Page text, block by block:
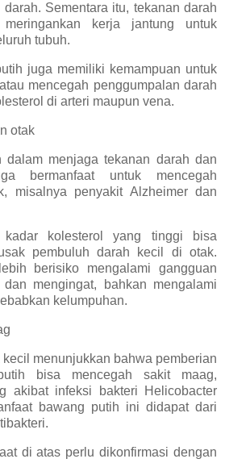
Sementara itu, tekanan darah
kerja jantung untuk
tubuh.
juga memiliki kemampuan untuk
mencegah penggumpalan darah
di arteri maupun vena.
otak
dalam menjaga tekanan darah dan
bermanfaat untuk mencegah
misalnya penyakit Alzheimer dan
kolesterol yang tinggi bisa
pembuluh darah kecil di otak.
berisiko mengalami gangguan
mengingat, bahkan mengalami
kelumpuhan.
menunjukkan bahwa pemberian
bisa mencegah sakit maag,
akibat infeksi bakteri Helicobacter
bawang putih ini didapat dari
di atas perlu dikonfirmasi dengan